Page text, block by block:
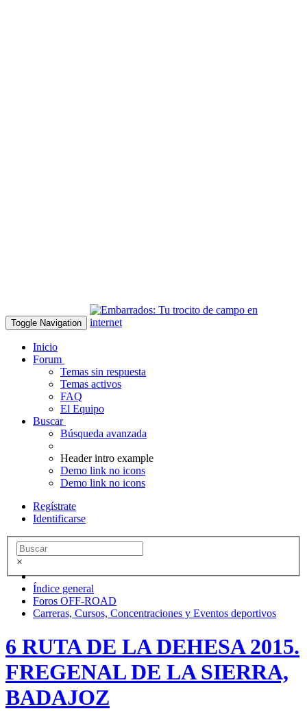
Toggle Navigation
Inicio
Forum
Temas sin respuesta
Temas activos
FAQ
El Equipo
Buscar
Búsqueda avanzada
Header intro example
Demo link no icons
Demo link no icons
Regístrate
Identificarse
×
Índice general
Foros OFF-ROAD
Carreras, Cursos, Concentraciones y Eventos deportivos
6 RUTA DE LA DEHESA 2015.
FREGENAL DE LA SIERRA,
BADAJOZ